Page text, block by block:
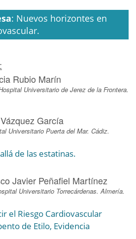
: Nuevos horizontes en
Rubio Marín
Universitario de Jerez de la Frontera.
García
Universitario Puerta del Mar. Cádiz.
de las estatinas.
Javier Peñafiel Martínez
Universitario Torrecárdenas. Almería.
el Riesgo Cardiovascular
de Etilo, Evidencia